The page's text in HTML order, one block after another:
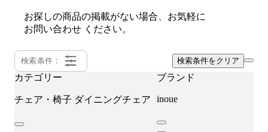
お探しの商品の掲載がない場合、お気軽に
お問い合わせ ください。
検索条件： 検索条件をクリア
カテゴリー
チェア・椅子 ダイニングチェア
ブランド
inoue